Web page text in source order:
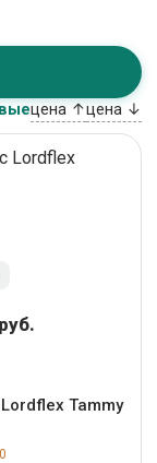
>
цена ↑цена ↓
Tammy